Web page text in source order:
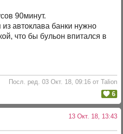
90минут.
автоклава банки нужно
что бы бульон впитался в
Посл. ред. 03 Окт. 18, 09:16 от Talion
6
13 Окт. 18, 13:43